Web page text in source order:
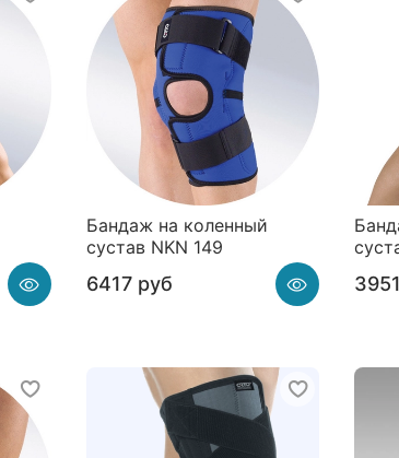
Бандаж на коленный
сустав NKN 149
6417 руб